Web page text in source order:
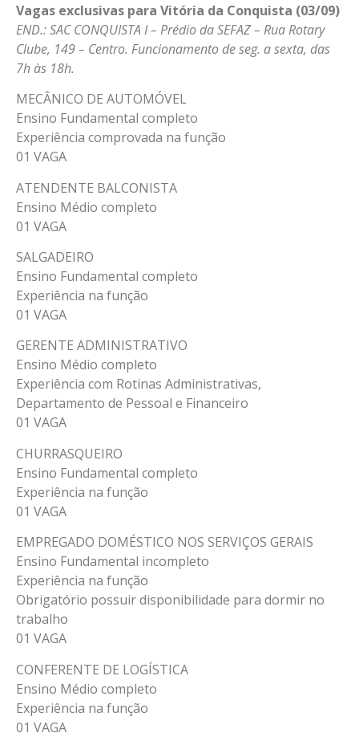
Vagas exclusivas para Vitória da Conquista (03/09)
END.: SAC CONQUISTA I – Prédio da SEFAZ – Rua Rotary
Clube, 149 – Centro. Funcionamento de seg. a sexta, das
7h às 18h.
MECÂNICO DE AUTOMÓVEL
Ensino Fundamental completo
Experiência comprovada na função
01 VAGA
ATENDENTE BALCONISTA
Ensino Médio completo
01 VAGA
SALGADEIRO
Ensino Fundamental completo
Experiência na função
01 VAGA
GERENTE ADMINISTRATIVO
Ensino Médio completo
Experiência com Rotinas Administrativas,
Departamento de Pessoal e Financeiro
01 VAGA
CHURRASQUEIRO
Ensino Fundamental completo
Experiência na função
01 VAGA
EMPREGADO DOMÉSTICO NOS SERVIÇOS GERAIS
Ensino Fundamental incompleto
Experiência na função
Obrigatório possuir disponibilidade para dormir no
trabalho
01 VAGA
CONFERENTE DE LOGÍSTICA
Ensino Médio completo
Experiência na função
01 VAGA